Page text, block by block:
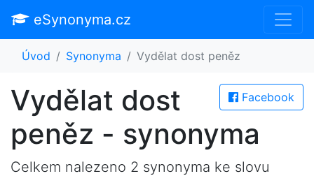
eSynonyma.cz
Úvod Synonyma Vydělat dost peněz
Facebook
Vydělat dost
peněz - synonyma
Celkem nalezeno 2 synonyma ke slovu